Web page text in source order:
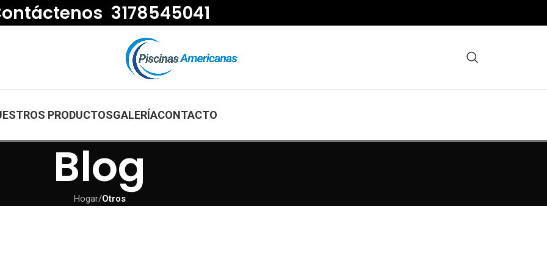
3178545041
PRODUCTOSGALERÍACONTACTO
Blog
Hogar/Otros